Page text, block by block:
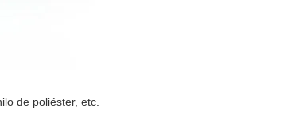
de poliéster, etc.